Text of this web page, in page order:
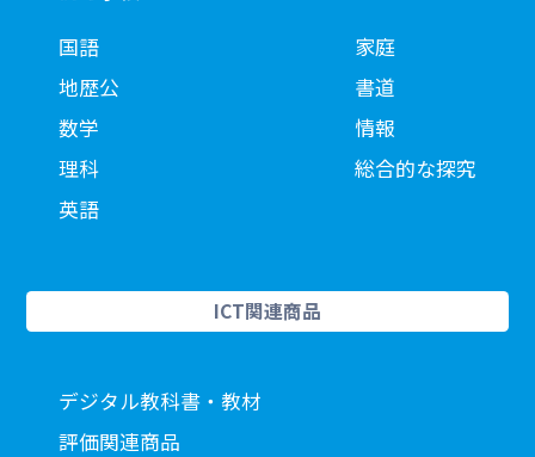
国語
地歴公
数学
理科
英語
家庭
書道
情報
総合的な探究
ICT関連商品
デジタル教科書・教材
評価関連商品